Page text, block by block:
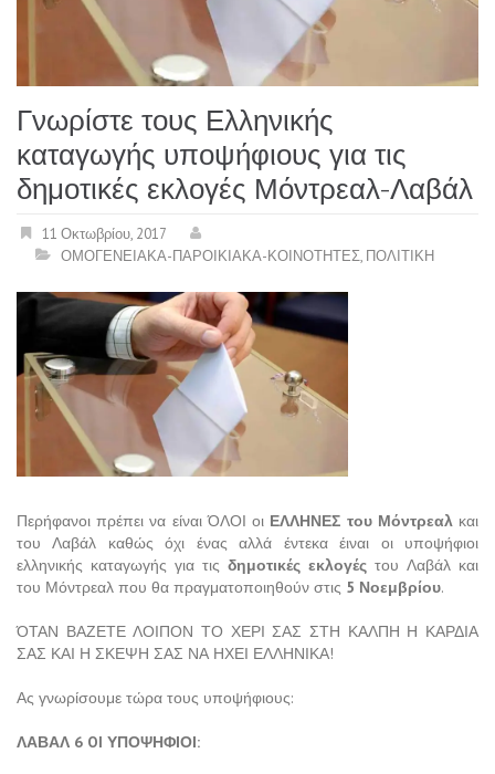
Γνωρίστε τους Ελληνικής
καταγωγής υποψήφιους για τις
δημοτικές εκλογές Μόντρεαλ-Λαβάλ
11 Οκτωβρίου, 2017
ΟΜΟΓΕΝΕΙΑΚΑ-ΠΑΡΟΙΚΙΑΚΑ-ΚΟΙΝΟΤΗΤΕΣ, ΠΟΛΙΤΙΚΗ
Περήφανοι πρέπει να είναι ΌΛΟΙ οι ΕΛΛΗΝΕΣ του Μόντρεαλκαι
του Λαβάλ καθώς όχι ένας αλλά έντεκα έιναι οι υποψήφιοι
ελληνικής καταγωγής για τις δημοτικές εκλογές του Λαβάλ και
του Μόντρεαλ που θα πραγματοποιηθούν στις 5 Νοεμβρίου.
ΌΤΑΝ ΒΑΖΕΤΕ ΛΟΙΠΟΝ ΤΟ ΧΕΡΙ ΣΑΣ ΣΤΗ ΚΑΛΠΗ Η ΚΑΡΔΙΑ
ΣΑΣ ΚΑΙ Η ΣΚΕΨΗ ΣΑΣ ΝΑ ΗΧΕΙ ΕΛΛΗΝΙΚΑ!
Ας γνωρίσουμε τώρα τους υποψήφιους:
ΛΑΒΑΛ 6 OI ΥΠΟΨΗΦΙΟΙ: